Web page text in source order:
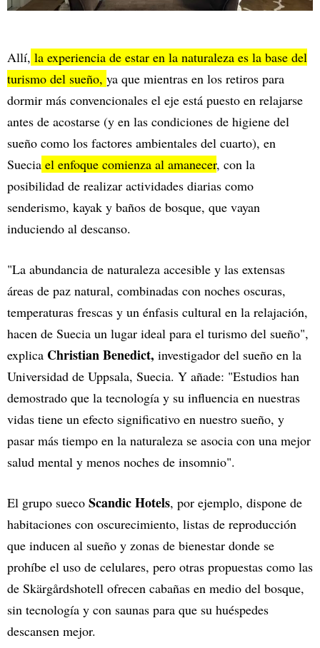
Allí, la experiencia de estar en la naturaleza es la base del
turismo del sueño, ya que mientras en los retiros para
dormir más convencionales el eje está puesto en relajarse
antes de acostarse (y en las condiciones de higiene del
sueño como los factores ambientales del cuarto), en
Suecia el enfoque comienza al amanecer, con la
posibilidad de realizar actividades diarias como
senderismo, kayak y baños de bosque, que vayan
induciendo al descanso.
"La abundancia de naturaleza accesible y las extensas
áreas de paz natural, combinadas con noches oscuras,
temperaturas frescas y un énfasis cultural en la relajación,
hacen de Suecia un lugar ideal para el turismo del sueño",
explica Christian Benedict, investigador del sueño en la
Universidad de Uppsala, Suecia. Y añade: "Estudios han
demostrado que la tecnología y su influencia en nuestras
vidas tiene un efecto significativo en nuestro sueño, y
pasar más tiempo en la naturaleza se asocia con una mejor
salud mental y menos noches de insomnio".
El grupo sueco Scandic Hotels, por ejemplo, dispone de
habitaciones con oscurecimiento, listas de reproducción
que inducen al sueño y zonas de bienestar donde se
prohíbe el uso de celulares, pero otras propuestas como las
de Skärgårdshotell ofrecen cabañas en medio del bosque,
sin tecnología y con saunas para que su huéspedes
descansen mejor.